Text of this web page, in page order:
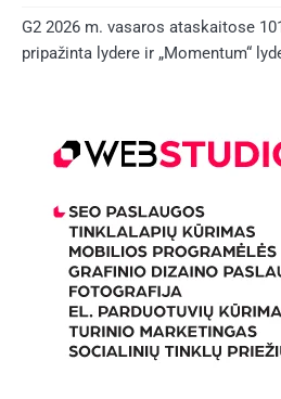
G2 2026 m. vasaros ataskaitose
pripažinta lydere ir „Momentum“